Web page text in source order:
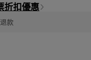
折扣優惠
款